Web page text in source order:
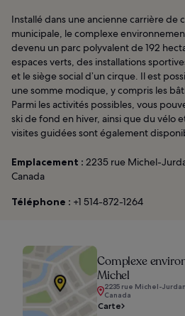
Installé dans une ancienne carrière de
municipale, le complexe
devenu un parc polyvalent de 192
espaces verts, des installations
et le siège social d’un cirque. Il est
une somme modique, y compris les
Parmi les activités possibles, vous
ski de fond en hiver, ainsi que du vélo
visites guidées sont également
Emplacement : 2235 rue Michel-
Canada
Téléphone : +1 514-872-1264
Complexe
Michel
2235 rue Michel-
Canada
Carte